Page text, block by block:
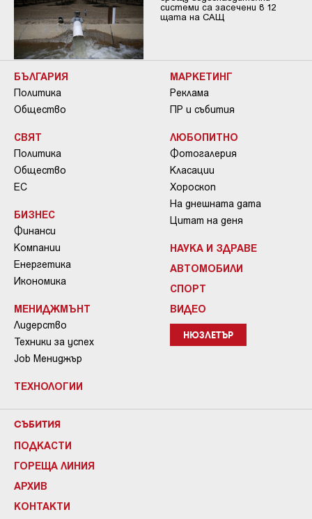
системи са засечени в 12
щата на САЩ
БЪЛГАРИЯ
Политика
Общество
СВЯТ
Политика
Общество
ЕС
БИЗНЕС
Финанси
Компании
Енергетика
Икономика
МЕНИДЖМЪНТ
Лидерство
Техники за успех
Job Мениджър
ТЕХНОЛОГИИ
МАРКЕТИНГ
Реклама
ПР и събития
ЛЮБОПИТНО
Фотогалерия
Класации
Хороскоп
На днешната дата
Цитат на деня
НАУКА И ЗДРАВЕ
АВТОМОБИЛИ
СПОРТ
ВИДЕО
НЮЗЛЕТЪР
СЪБИТИЯ
ПОДКАСТИ
ГОРЕЩА ЛИНИЯ
АРХИВ
КОНТАКТИ